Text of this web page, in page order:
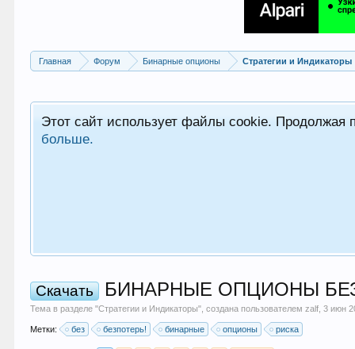
Главная Форум Бинарные опционы Стратегии и Индикаторы
Этот сайт использует файлы cookie.
больше.
Скачать БИНАРНЫЕ ОПЦИОНЫ БЕЗ
Тема в разделе "Стратегии и Индикаторы", создана пользователемzalf ,3 июн
Метки: без безпотерь! бинарные опционы риска